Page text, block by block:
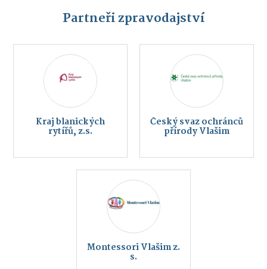
Partneři zpravodajství
Kraj blanických
rytířů, z.s.
Český svaz ochránců
přírody Vlašim
Montessori Vlašim z.
s.